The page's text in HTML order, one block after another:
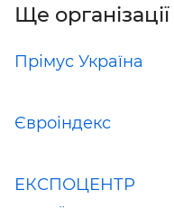
Ще
Прімус Україна
Євроіндекс
ЕКСПОЦЕНТР